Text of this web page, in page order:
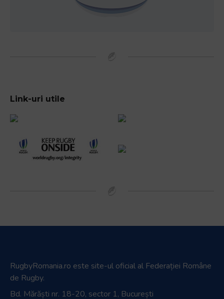
Link-uri utile
RugbyRomania.ro este site-ul oficial al Federației Române
de Rugby.
Bd. Mărăști nr. 18-20, sector 1, București